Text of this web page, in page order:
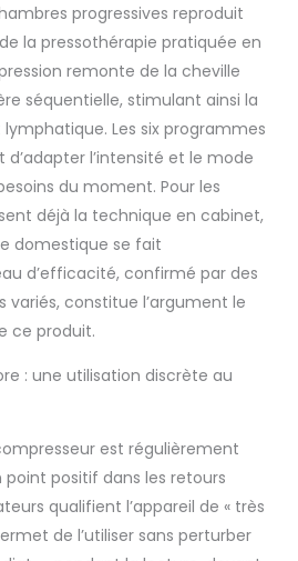
outre, ils ont une
double fermeture
éclair renforcée pour
un ajustement
personnalisé et sont
livrés avec un sac de
transport.
Technologie avancée
et haute qualité :
notre appareil
compact à écran
tactile dispose de 4
caméras
superposées et de 6
modes de massage
avec un système de
qualité, il est très
silencieux (moins de
40 dB), idéal pour une
utilisation tout en
progressives reproduit
la pressothérapie pratiquée en
remonte de la cheville
séquentielle, stimulant ainsi la
Les six programmes
l’intensité et le mode
du moment. Pour les
déjà la technique en cabinet,
domestique se fait
d’efficacité, confirmé par des
variés, constitue l’argument le
ce produit.
: une utilisation discrète au
est régulièrement
positif dans les retours
qualifient l’appareil de « très
de l’utiliser sans perturber